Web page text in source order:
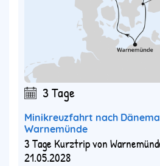
3 Tage
Minikreuzfahrt nach
Warnemünde
3 Tage Kurztrip von
21.05.2028